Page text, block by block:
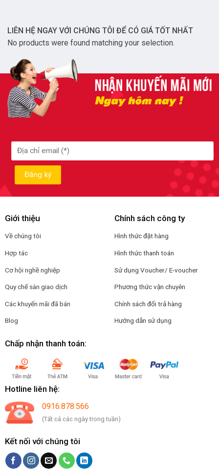
LIÊN HỆ NGAY VỚI CHÚNG TÔI ĐỂ CÓ GIÁ TỐT NHẤT
No products were found matching your selection.
Giới thiệu
Về chúng tôi
Hợp tác
Cơ hội nghề nghiệp
Quy chế sàn giao dịch
Các khuyến mãi đã bán
Blog
Chính sách công ty
Hình thức đặt hàng
Hình thức thanh toán
Sử dụng Voucher/ E-voucher
Phương thức vận chuyên
Chính sách đổi trả hàng
Hướng dẫn sử dụng
Chấp nhận thanh toán:
Hotline liên hệ:
0916.878.566
(Tất cả các ngày trong tuần)
Kết nối với chúng tôi